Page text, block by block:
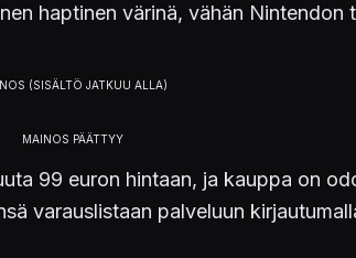
haptinen värinä, vähän Nintendon
99 euron hintaan, ja kauppa on
varauslistaan palveluun